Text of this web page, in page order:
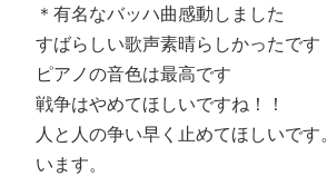
＊有名なバッハ曲感動しました
すばらしい歌声素晴らしかったです
ピアノの音色は最高です
戦争はやめてほしいですね！！
人と人の争い早く止めてほしいで
います。